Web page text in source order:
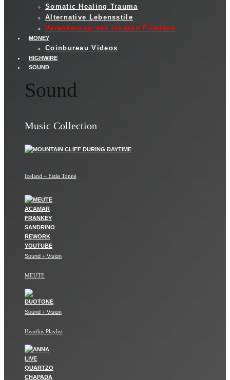
Somatic Healing Trauma
Alternative Lebensstile
Verankerung des inneren Friedens
MONEY
Coinbureau Videos
HIGHWIRE
SOUND
Sound
Music Collection
Iceland – Estás Tonné
Sound + Vision
MEUTE
Sound + Vision
Hearthis Playlist